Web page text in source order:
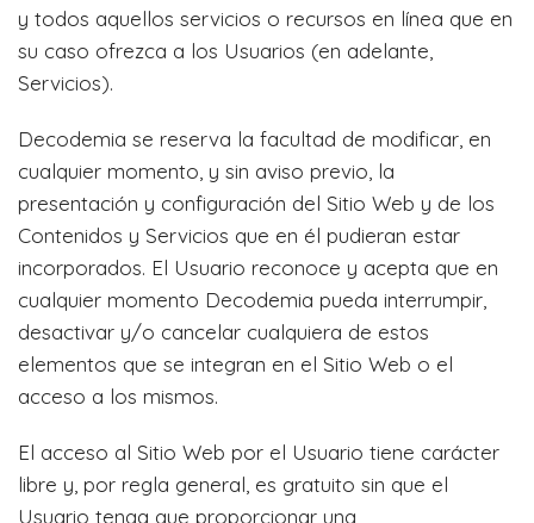
y todos aquellos servicios o recursos en línea que en
su caso ofrezca a los Usuarios (en adelante,
Servicios).
Decodemia se reserva la facultad de modificar, en
cualquier momento, y sin aviso previo, la
presentación y configuración del Sitio Web y de los
Contenidos y Servicios que en él pudieran estar
incorporados. El Usuario reconoce y acepta que en
cualquier momento Decodemia pueda interrumpir,
desactivar y/o cancelar cualquiera de estos
elementos que se integran en el Sitio Web o el
acceso a los mismos.
El acceso al Sitio Web por el Usuario tiene carácter
libre y, por regla general, es gratuito sin que el
Usuario tenga que proporcionar una